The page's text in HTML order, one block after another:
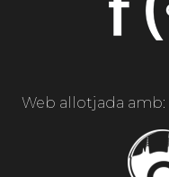
Web allotjada amb: